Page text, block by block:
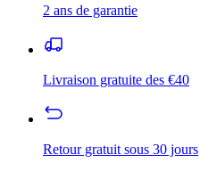
2 ans de garantie
Livraison gratuite des €40
Retour gratuit sous 30 jours